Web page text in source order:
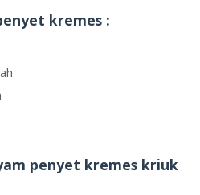
kremes :
penyet kremes kriuk